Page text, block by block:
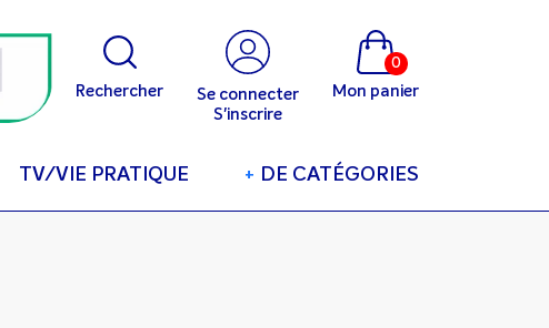
Rechercher
Se connecter
S'inscrire
Mon panier
0
TV/VIE PRATIQUE + DE CATÉGORIES